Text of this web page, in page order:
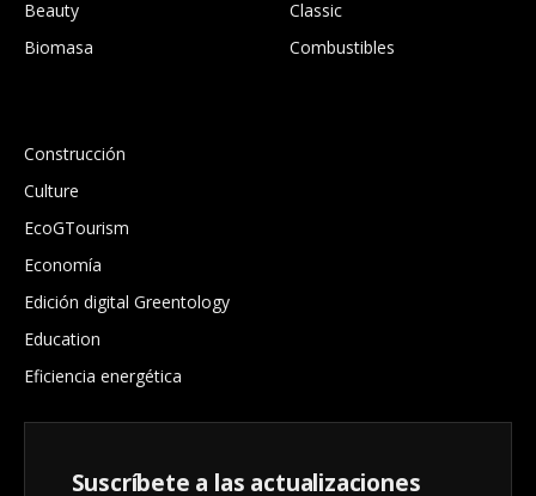
Beauty
Biomasa
Classic
Combustibles
Construcción
Culture
EcoGTourism
Economía
Edición digital Greentology
Education
Eficiencia energética
Suscríbete a las actualizaciones